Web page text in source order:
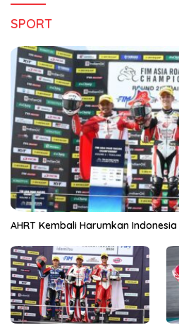
SPORT
AHRT Kembali Harumkan